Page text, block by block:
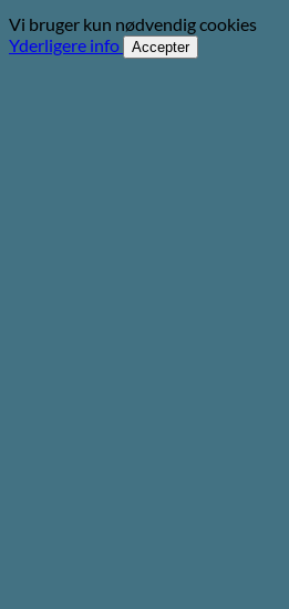
Vi bruger kun nødvendig cookies
Yderligere info
Accepter